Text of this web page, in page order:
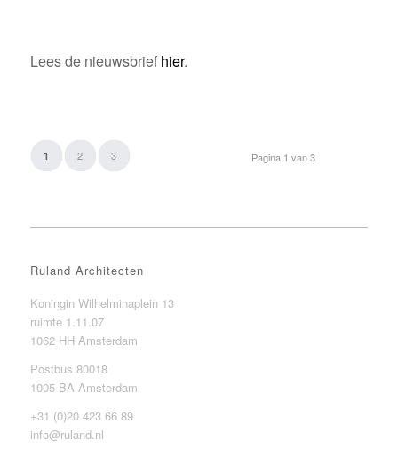
Lees de nieuwsbrief hier.
Pagina 1 van 3
1 2 3
Ruland Architecten
Koningin Wilhelminaplein 13
ruimte 1.11.07
1062 HH Amsterdam
Postbus 80018
1005 BA Amsterdam
+31 (0)20 423 66 89
info@ruland.nl